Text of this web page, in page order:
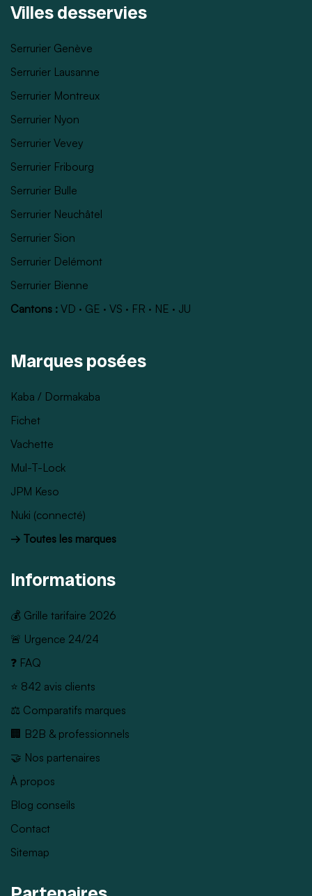
Villes desservies
Serrurier Genève
Serrurier Lausanne
Serrurier Montreux
Serrurier Nyon
Serrurier Vevey
Serrurier Fribourg
Serrurier Bulle
Serrurier Neuchâtel
Serrurier Sion
Serrurier Delémont
Serrurier Bienne
Cantons : VD · GE · VS · FR · NE · JU
Marques posées
Kaba / Dormakaba
Fichet
Vachette
Mul-T-Lock
JPM Keso
Nuki (connecté)
→ Toutes les marques
Informations
💰 Grille tarifaire 2026
🚨 Urgence 24/24
❓ FAQ
⭐ 842 avis clients
⚖️ Comparatifs marques
🏢 B2B & professionnels
🤝 Nos partenaires
À propos
Blog conseils
Contact
Sitemap